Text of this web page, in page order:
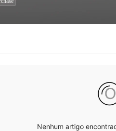
Nenhum artigo